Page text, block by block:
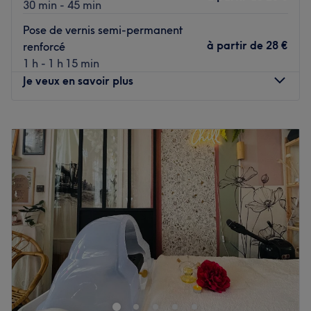
Léa vous accueille chez elle et se donne pour mission de
prendre soin de chaque client. Dotée d’une belle
expérience et d’un savoir-faire, elle assure à chaque
visiteur un service de haute qualité.
L’atmosphère : entrez dans une ambiance cosy et
chaleureuse avec sa décoration moderne. Léa a créé une
atmosphère apaisante où l’on se sent facilement à l’aise.
La spécialité de l’établissement : les soins du corps et du
visage.
Voir le salon
30 min - 45 min
Pose de vernis semi-permanent
renforcé
1 h - 1 h 15 min
à partir de 28 €
Je veux en savoir plus
Mardi
10:00–20:00
Mercredi
10:00 –
Jeudi
10:00–20:00
Vendredi
10:00–20:00
Samedi
10:00 –17:00
Dimanche
Fermé
Découvrez l'espace d'onglerie nails by manu dans le 10e
arrondissement de Marseille, un lieu où la beauté de vos
mains prend vie. Plongez dans un univers de couleurs et
de tendances où Manuela prend en compte chaque